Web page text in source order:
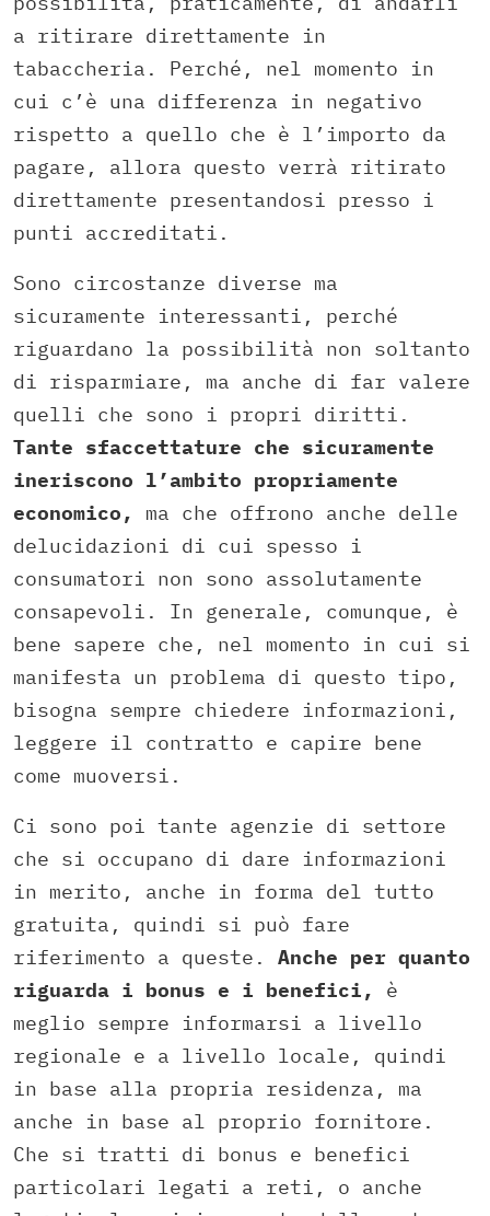
a ritirare direttamente in
tabaccheria. Perché, nel momento in
cui c’è una differenza in negativo
rispetto a quello che è l’importo da
pagare, allora questo verrà ritirato
direttamente presentandosi presso i
punti accreditati.
Sono circostanze diverse ma
sicuramente interessanti, perché
riguardano la possibilità non soltanto
di risparmiare, ma anche di far valere
quelli che sono i propri diritti.
Tante sfaccettature che sicuramente
ineriscono l’ambito propriamente
economico,
ma che offrono anche delle
delucidazioni di cui spesso i
consumatori non sono assolutamente
consapevoli. In generale, comunque, è
bene sapere che, nel momento in cui si
manifesta un problema di questo tipo,
bisogna sempre chiedere informazioni,
leggere il contratto e capire bene
come muoversi.
Ci sono poi tante agenzie di settore
che si occupano di dare informazioni
in merito, anche in forma del tutto
gratuita, quindi si può fare
riferimento a queste. Anche per quanto
riguarda i bonus e i benefici,
è
meglio sempre informarsi a livello
regionale e a livello locale, quindi
in base alla propria residenza, ma
anche in base al proprio fornitore.
Che si tratti di bonus e benefici
particolari legati a reti, o anche